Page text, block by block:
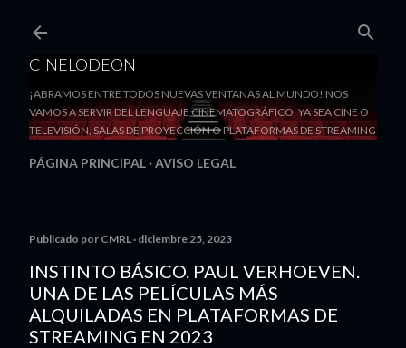
CINELODEON
¡ABRAMOS ENTRE TODOS NUEVAS VENTANAS AL MUNDO! NOS
VAMOS A SERVIR DEL LENGUAJE CINEMATOGRÁFICO, YA SEA CINE O
TELEVISIÓN, SALAS DE PROYECCIÓN O PLATAFORMAS DE STREAMING
PÁGINA PRINCIPAL AVISO LEGAL
Publicado por CMRL diciembre 25, 2023
INSTINTO BÁSICO. PAUL VERHOEVEN.
UNA DE LAS PELÍCULAS MÁS
ALQUILADAS EN PLATAFORMAS DE
STREAMING EN 2023